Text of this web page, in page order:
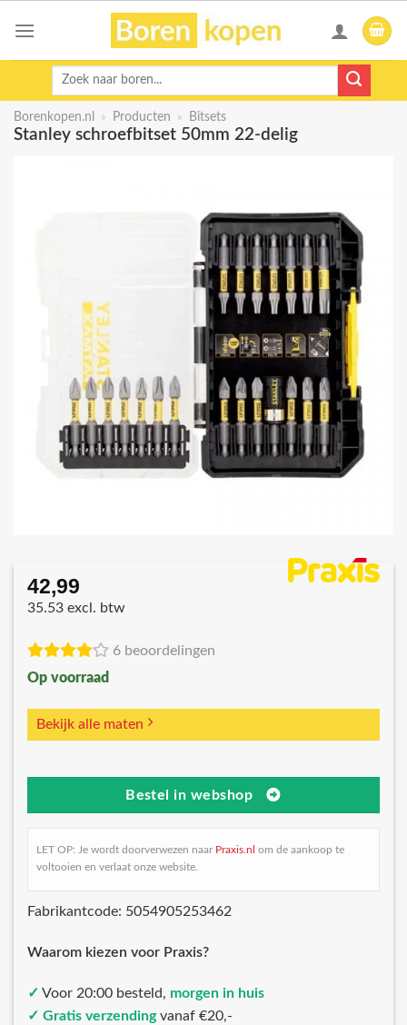
Zoeken
Borenkopen.nl » Producten » Bitsets
Stanley schroefbitset 50mm 22-delig
42,99
35.53 excl. btw
6 beoordelingen
Op voorraad
Bekijk alle maten
Bestel in webshop
LET OP: Je wordt doorverwezen naar Praxis.nl om de aankoop te
voltooien en verlaat onze website.
Fabrikantcode: 5054905253462
Waarom kiezen voor Praxis?
✓ Voor 20:00 besteld, morgen in huis
✓ Gratis verzendingvanaf €20,-